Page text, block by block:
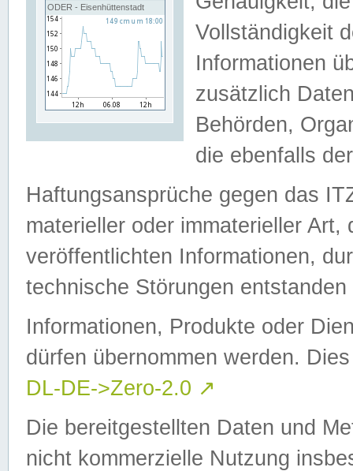
ODER - Eisenhüttenstadt
Vollständigkeit
Informationen
zusätzlich
Behörden,
die ebenfalls
Haftungsansprüche gegen das
materieller oder immaterieller
veröffentlichten Informationen,
technische Störungen
Informationen, Produkte oder
dürfen übernommen werden.
DL-DE->Zero-2.0 ↗
Die bereitgestellten Daten und
nicht kommerzielle Nutzung